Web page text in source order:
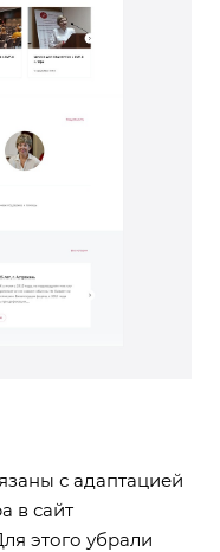
с адаптацией
в сайт
этого убрали